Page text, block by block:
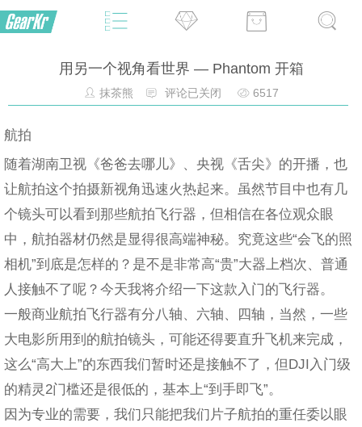
用另一个视角看世界 — Phantom 开箱
抹茶熊 评论已关闭 6517
航拍
随着湖南卫视《爸爸去哪儿》、央视《舌尖》的开播，也
让航拍这个拍摄新视角迅速火热起来。虽然节目中也有几
个镜头可以看到那些航拍飞行器，但相信在各位观众眼
中，航拍器材仍然是显得很高端神秘。究竟这些“会飞的照
相机”到底是怎样的？是不是非常高“贵”大器上档次、普通
人接触不了呢？今天我将介绍一下这款入门的飞行器。
一般商业航拍飞行器有分八轴、六轴、四轴，当然，一些
大电影所用到的航拍镜头，可能还得要直升飞机来完成，
这么“高大上”的东西我们暂时还是接触不了，但DJI入门级
的精灵2门槛还是很低的，基本上“到手即飞”。
因为专业的需要，我们只能把我们片子航拍的重任委以眼